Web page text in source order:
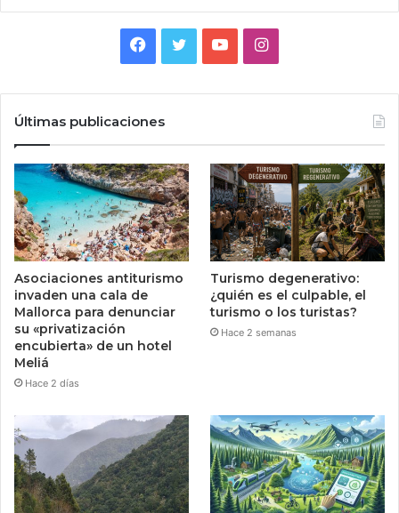
Facebook
TwitterYouTubeInstagram
Últimas publicaciones
Asociaciones antiturismo
invaden una cala de
Mallorca para denunciar
su «privatización
encubierta» de un hotel
Meliá
Hace 2 días
Turismo degenerativo:
¿quién es el culpable, el
turismo o los turistas?
Hace 2 semanas